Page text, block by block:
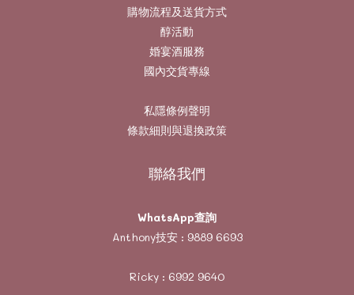
購物流程及送貨方式
醇活動
婚宴酒服務
國內交貨專線
私隱條例聲明
條款細則與退換政策
聯絡我們
WhatsApp查詢
Anthony技安 : 9889 6693
Ricky : 6992 9640